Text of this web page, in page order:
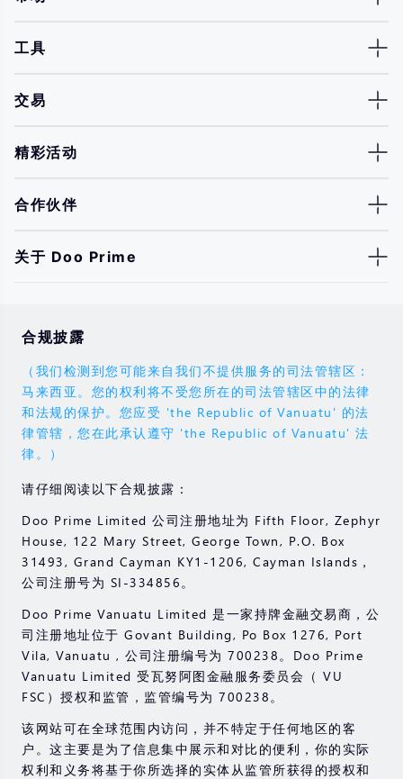
工具
交易
精彩活动
合作伙伴
关于 Doo Prime
合规披露
（我们检测到您可能来自我们不提供服务的司法管辖区：
马来西亚。您的权利将不受您所在的司法管辖区中的法律
和法规的保护。您应受 'the Republic of Vanuatu' 的法
律管辖，您在此承认遵守 'the Republic of Vanuatu' 法
律。）
请仔细阅读以下合规披露：
Doo Prime Limited 公司注册地址为 Fifth Floor, Zephyr
House, 122 Mary Street, George Town, P.O. Box
31493, Grand Cayman KY1-1206, Cayman Islands，
公司注册号为 SI-334856。
Doo Prime Vanuatu Limited 是一家持牌金融交易商，公
司注册地址位于 Govant Building, Po Box 1276, Port
Vila, Vanuatu , 公司注册编号为 700238。Doo Prime
Vanuatu Limited 受瓦努阿图金融服务委员会（ VU
FSC）授权和监管，监管编号为 700238。
该网站可在全球范围内访问，并不特定于任何地区的客
户。这主要是为了信息集中展示和对比的便利，你的实际
权利和义务将基于你所选择的实体从监管所获得的授权和